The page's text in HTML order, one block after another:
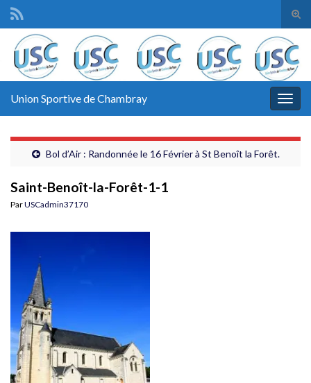
Search for:
Union Sportive de Chambray
Bol d’Air : Randonnée le 16 Février à St Benoît la Forêt.
Saint-Benoît-la-Forêt-1-1
ParUSCadmin37170